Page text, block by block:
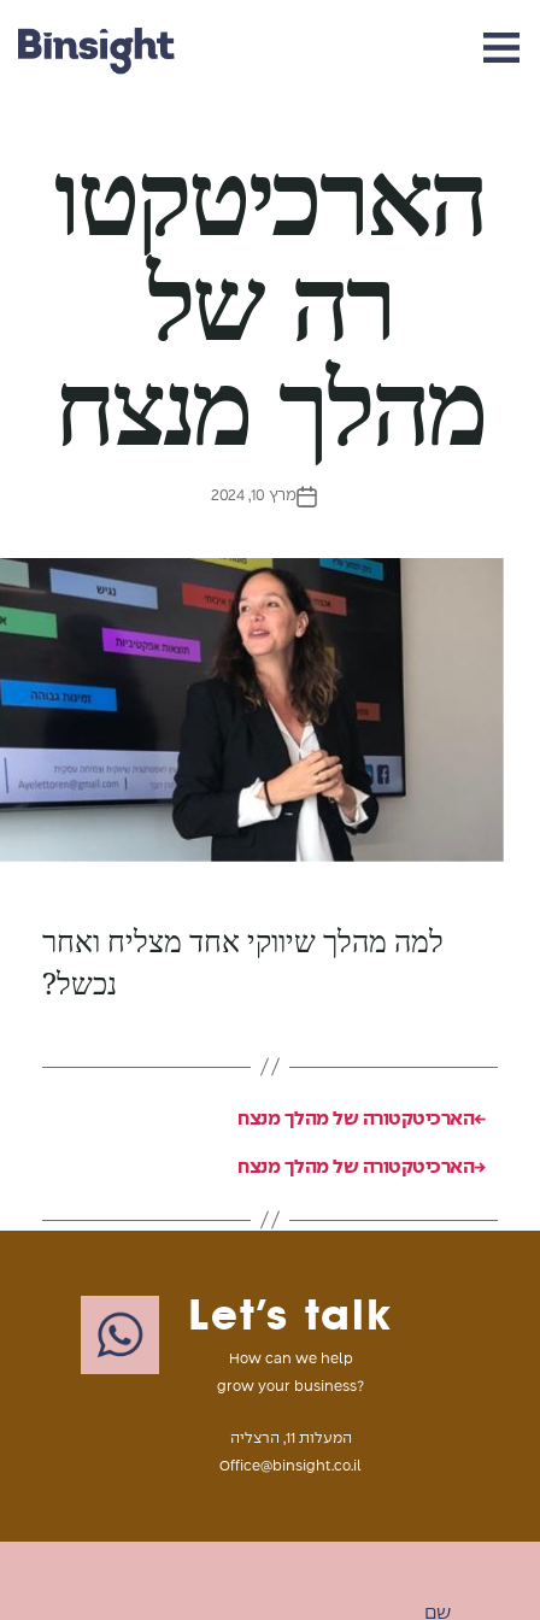
הארכיטקטו
רה של
מהלך מנצח
תאריך
מרץ 10, 2024
למה מהלך שיווקי אחד מצליח ואחר
נכשל?
←הארכיטקטורה של מהלך מנצח
→הארכיטקטורה של מהלך מנצח
Let’s talk
How can we help
grow your business?
המעלות 11, הרצליה
Office@binsight.co.il